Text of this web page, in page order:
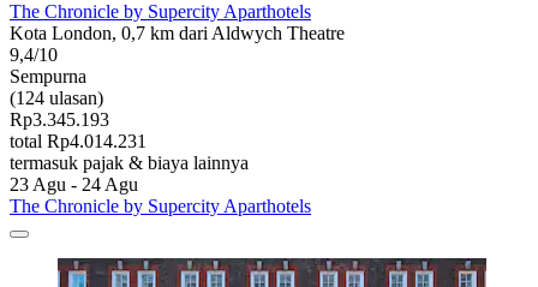
The Chronicle by Supercity Aparthotels
Kota London, 0,7 km dari Aldwych Theatre
9,4/10
Sempurna
(124 ulasan)
Rp3.345.193
total Rp4.014.231
termasuk pajak & biaya lainnya
23 Agu - 24 Agu
The Chronicle by Supercity Aparthotels